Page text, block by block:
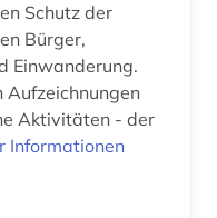
Schutz der
Bürger,
Einwanderung.
Aufzeichnungen
Aktivitäten - der
Informationen